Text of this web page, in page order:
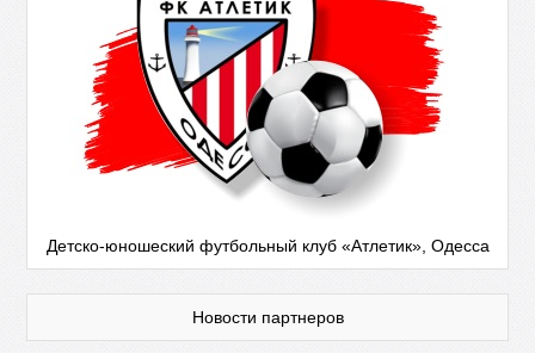
Детско-юношеский футбольный клуб «Атлетик», Одесса
Новости партнеров